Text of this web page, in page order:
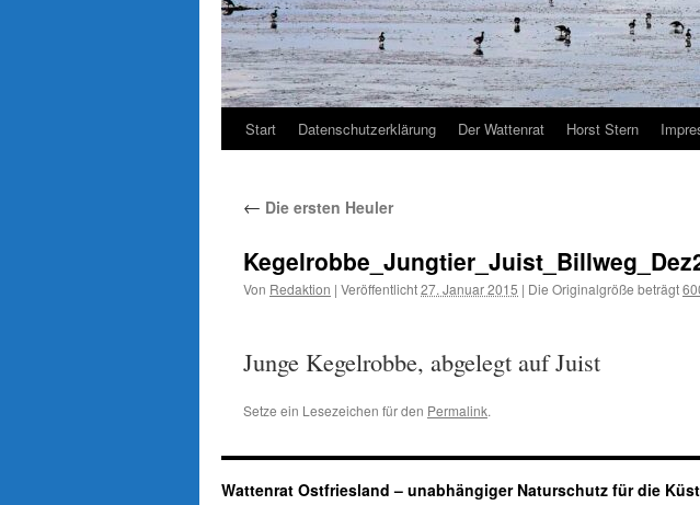
Start Datenschutzerklärung Der Wattenrat Horst Stern
← Die ersten Heuler
Von Redaktion | Veröffentlicht27. Januar 2015 | Die Originalgröße beträgt
Junge Kegelrobbe, abgelegt auf Juist
Setze ein Lesezeichen für den Permalink.
Wattenrat Ostfriesland – unabhängiger Naturschutz für die